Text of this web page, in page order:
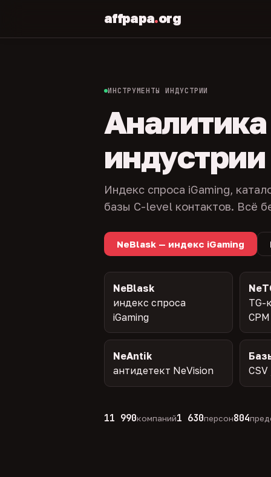
affpapa.org
ИНСТРУМЕНТЫ ИНДУСТРИИ
индустрии
Индекс спроса iGaming,
базы C-level контактов. Всё
NeBlask — индекс iGaming
NeBlask
индекс спроса
iGaming
TG-
CPM
NeAntik
антидетект NeVision
11 990компаний1 630персон804